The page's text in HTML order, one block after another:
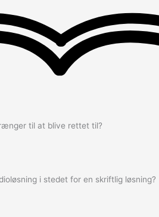
til at blive rettet til?
i stedet for en skriftlig løsning?